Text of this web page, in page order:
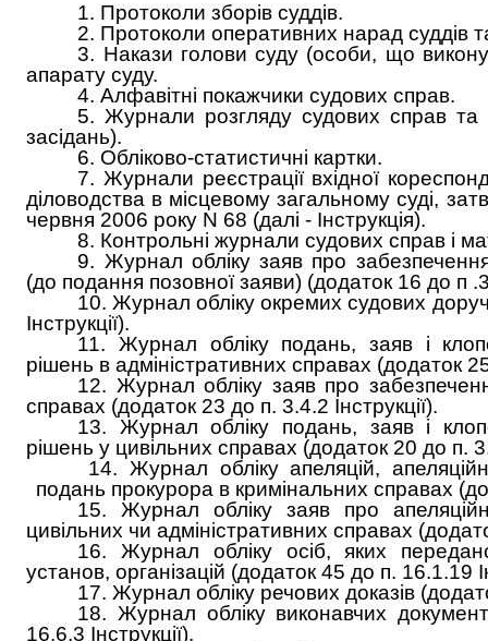
1. Протоколи зборів суддів.
2. Протоколи оперативних нарад суддів
3. Накази голови суду (особи, що
апарату суду.
4. Алфавітні покажчики судових справ.
5. Журнали розгляду судових справ та
засідань).
6. Обліково-статистичні картки.
7. Журнали реєстрації вхідної
діловодства в місцевому загальному суді,
червня 2006 року N 68 (далі - Інструкція).
8. Контрольні журнали судових справ і
9. Журнал обліку заяв про
(до подання позовної заяви) (додаток 16 до п
10. Журнал обліку окремих судових
Інструкції).
11. Журнал обліку подань, заяв і
рішень в адміністративних справах (додаток
12. Журнал обліку заяв про
справах (додаток 23 до п. 3.4.2 Інструкції).
13. Журнал обліку подань, заяв і
рішень у цивільних справах (додаток 20 до п.
14. Журнал обліку апеляцій,
подань прокурора в кримінальних справах
15. Журнал обліку заяв про
цивільних чи адміністративних справах
16. Журнал обліку осіб, яких
установ, організацій (додаток 45 до п. 16.1.19
17. Журнал обліку речових доказів
18. Журнал обліку виконавчих
16.6.3 Інструкції).